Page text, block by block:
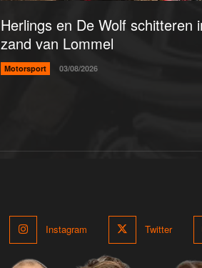
Herlings en De Wolf schitteren
zand van Lommel
Motorsport 03/08/2026
Instagram Twitter